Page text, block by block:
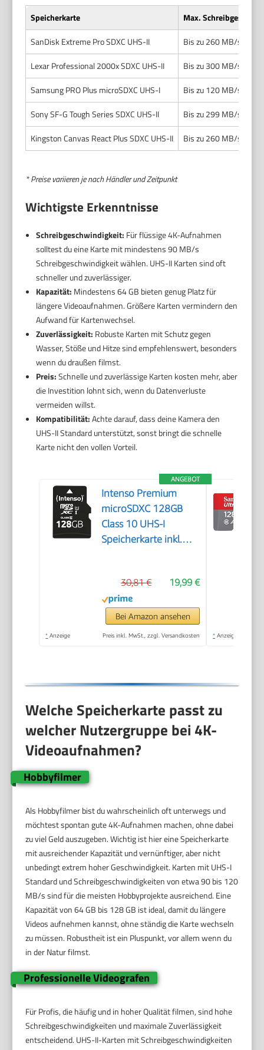
Speicherkarte
Max.
SanDisk Extreme Pro SDXC UHS-II
Bis zu 260 MB/s
Lexar Professional 2000x SDXC UHS-II
Bis zu 300 MB/s
Samsung PRO Plus microSDXC UHS-I
Bis zu 120 MB/s
Sony SF-G Tough Series SDXC UHS-II
Bis zu 299 MB/s
Kingston Canvas React Plus SDXC UHS-II
Bis zu 260 MB/s
* Preise variieren je nach Händler und Zeitpunkt
Wichtigste Erkenntnisse
Schreibgeschwindigkeit: Für flüssige 4K-Aufnahmen
solltest du eine Karte mit mindestens 90 MB/s
Schreibgeschwindigkeit wählen. UHS-II Karten sind oft
schneller und zuverlässiger.
Kapazität: Mindestens 64 GB bieten genug Platz für
längere Videoaufnahmen. Größere Karten vermindern den
Aufwand für Kartenwechsel.
Zuverlässigkeit: Robuste Karten mit Schutz gegen
Wasser, Stöße und Hitze sind empfehlenswert, besonders
wenn du draußen filmst.
Preis:Schnelle und zuverlässige Karten kosten mehr, aber
die Investition lohnt sich, wenn du Datenverluste
vermeiden willst.
Kompatibilität:Achte darauf, dass deine Kamera den
UHS-II Standard unterstützt, sonst bringt die schnelle
Karte nicht den vollen Vorteil.
ANGEBOT
Intenso Premium
microSDXC 128GB
Class 10 UHS-I
Speicherkarte inkl.
19,99 €
30,81 €
Bei Amazon ansehen
* Anzeige Preis inkl. MwSt., zzgl. Versandkosten * Anzeige
Welche Speicherkarte passt zu
welcher Nutzergruppe bei 4K-
Videoaufnahmen?
Hobbyfilmer
Als Hobbyfilmer bist du wahrscheinlich oft unterwegs und
möchtest spontan gute 4K-Aufnahmen machen, ohne dabei
zu viel Geld auszugeben. Wichtig ist hier eine Speicherkarte
mit ausreichender Kapazität und vernünftiger, aber nicht
unbedingt extrem hoher Geschwindigkeit. Karten mit UHS-I
Standard und Schreibgeschwindigkeiten von etwa 90 bis 120
MB/s sind für die meisten Hobbyprojekte ausreichend. Eine
Kapazität von 64 GB bis 128 GB ist ideal, damit du längere
Videos aufnehmen kannst, ohne ständig die Karte wechseln
zu müssen. Robustheit ist ein Pluspunkt, vor allem wenn du
in der Natur filmst.
Professionelle Videografen
Für Profis, die häufig und in hoher Qualität filmen, sind hohe
Schreibgeschwindigkeiten und maximale Zuverlässigkeit
entscheidend. UHS-II-Karten mit Schreibgeschwindigkeiten